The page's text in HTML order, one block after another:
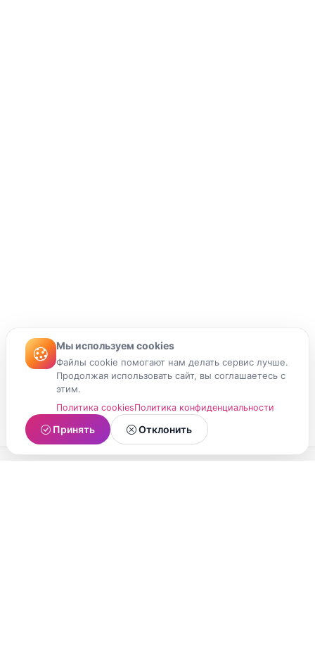
Мы используем cookies
Файлы cookie помогают нам делать сервис лучше.
Продолжая использовать сайт, вы соглашаетесь с
этим.
Политика cookiesПолитика конфиденциальности
Принять Отклонить